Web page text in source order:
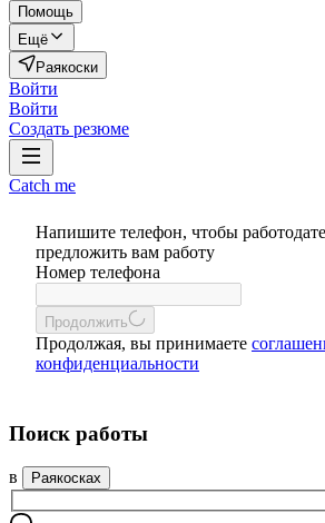
Помощь
Ещё
Раякоски
Войти
Войти
Создать резюме
Catch me
Напишите телефон, чтобы
предложить вам работу
Номер телефона
Продолжить
Продолжая, вы принимаете
конфиденциальности
Поиск работы
в Раякосках